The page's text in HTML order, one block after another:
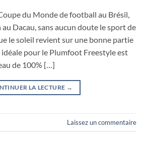
du Monde de football au Brésil,
au Dacau, sans aucun doute le sport de
le soleil revient sur une bonne partie
idéale pour le Plumfoot Freestyle est
de 100% […]
LA LECTURE →
Laissez un commentaire